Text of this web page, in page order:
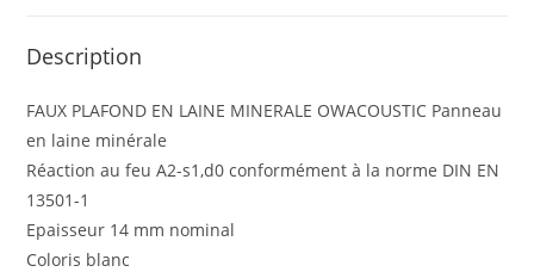
Description
FAUX PLAFOND EN LAINE MINERALE OWACOUSTIC Panneau
en laine minérale
Réaction au feu A2-s1,d0 conformément à la norme DIN EN
13501-1
Epaisseur 14 mm nominal
Coloris blanc